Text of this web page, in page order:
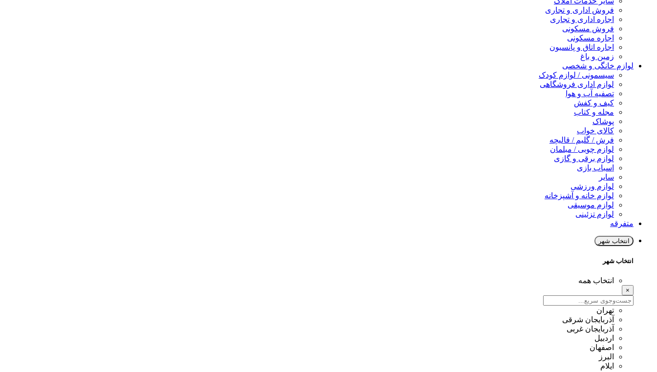
فروش اداری و تجاری
اجاره اداری و تجاری
فروش مسکونی
اجاره مسکونی
اجاره اتاق و پانسیون
زمین و باغ
لوازم خانگی و شخصی
سیسمونی / لوازم کودک
لوازم اداری فروشگاهی
تصفیه آب و هوا
کیف و کفش
مجله و کتاب
پوشاک
کالای خواب
فرش / گلیم / قالیچه
لوازم چوبی / مبلمان
لوازم برقی و گازی
اسباب بازی
سایر
لوازم ورزشی
لوازم خانه و آشپزخانه
لوازم موسیقی
لوازم تزئینی
متفرقه
انتخاب شهر
انتخاب شهر
انتخاب همه
×
تهران
آذربایجان شرقی
آذربایجان غربی
اردبیل
اصفهان
البرز
ایلام